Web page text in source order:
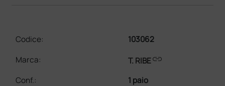
Codice:
103062
Marca:
T. RIBElink
Conf.:
1 paio